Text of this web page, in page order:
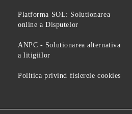
Platforma SOL: Solutionarea
online a Disputelor
ANPC - Solutionarea alternativa
a litigiilor
Politica privind fisierele cookies